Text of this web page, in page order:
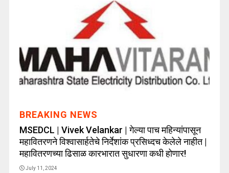
BREAKING NEWS
MSEDCL | Vivek Velankar | गेल्या पाच महिन्यांपासून
महावितरणने विश्वासार्हतेचे निर्देशांक प्रसिध्दच केलेले नाहीत |
महावितरणच्या ढिसाळ कारभारात सुधारणा कधी होणार!
July 11, 2024